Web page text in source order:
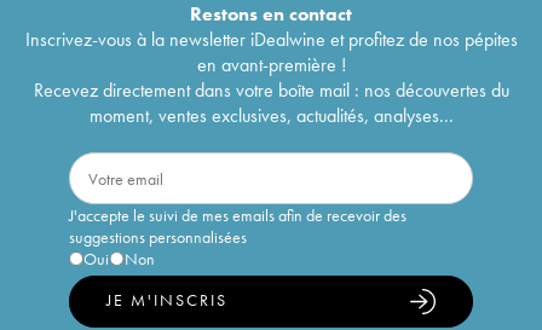
Restons encontact
Inscrivez-vous à la newsletter iDealwine et profitez de nos pépites
en avant-première !
Recevez directement dans votre boîte mail : nos découvertes du
moment, ventes exclusives, actualités, analyses...
J'accepte le suivi de mes emails afin de recevoir des
suggestions personnalisées
Oui
Non
JE M'INSCRIS